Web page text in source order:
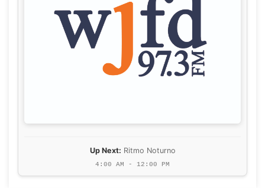
Up Next: Ritmo Noturno
4:00 AM - 12:00 PM